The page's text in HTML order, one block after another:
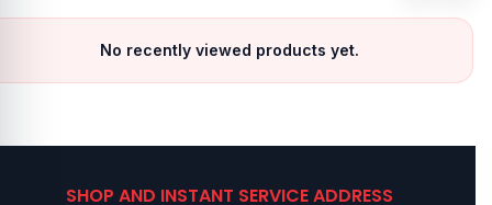
No recently viewed products yet.
SHOP AND INSTANT SERVICE ADDRESS